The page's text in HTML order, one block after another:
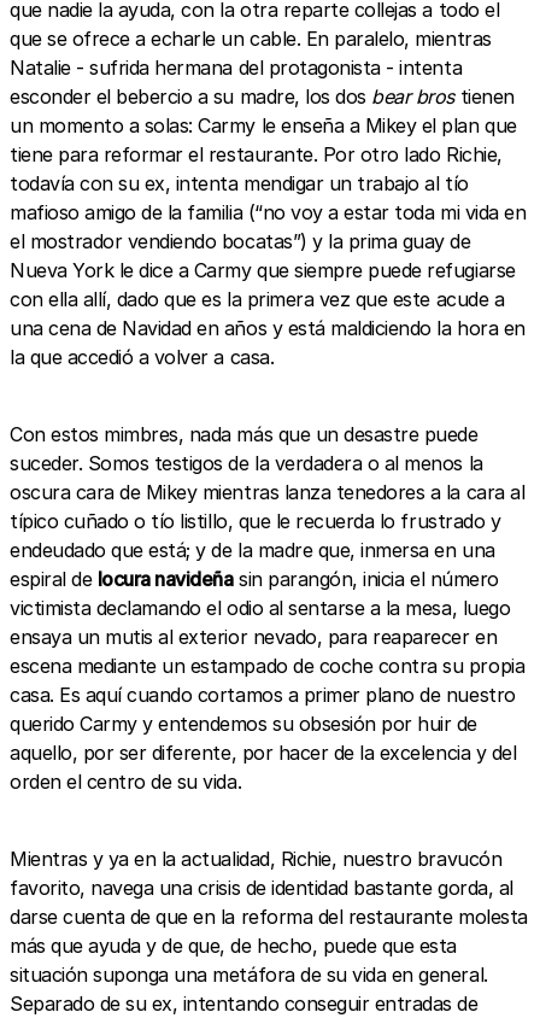
que nadie la ayuda, con la otra reparte collejas a todo el
que se ofrece a echarle un cable. En paralelo, mientras
Natalie - sufrida hermana del protagonista - intenta
esconder el bebercio a su madre, los dos bear brostienen
un momento a solas: Carmy le enseña a Mikey el plan que
tiene para reformar el restaurante. Por otro lado Richie,
todavía con su ex, intenta mendigar un trabajo al tío
mafioso amigo de la familia (“no voy a estar toda mi vida en
el mostrador vendiendo bocatas”) y la prima guay de
Nueva York le dice a Carmy que siempre puede refugiarse
con ella allí, dado que es la primera vez que este acude a
una cena de Navidad en años y está maldiciendo la hora en
la que accedió a volver a casa.
Con estos mimbres, nada más que un desastre puede
suceder. Somos testigos de la verdadera o al menos la
oscura cara de Mikey mientras lanza tenedores a la cara al
típico cuñado o tío listillo, que le recuerda lo frustrado y
endeudado que está; y de la madre que, inmersa en una
espiral de locura navideñasin parangón, inicia el número
victimista declamando el odio al sentarse a la mesa, luego
ensaya un mutis al exterior nevado, para reaparecer en
escena mediante un estampado de coche contra su propia
casa. Es aquí cuando cortamos a primer plano de nuestro
querido Carmy y entendemos su obsesión por huir de
aquello, por ser diferente, por hacer de la excelencia y del
orden el centro de su vida.
Mientras y ya en la actualidad, Richie, nuestro bravucón
favorito, navega una crisis de identidad bastante gorda, al
darse cuenta de que en la reforma del restaurante molesta
más que ayuda y de que, de hecho, puede que esta
situación suponga una metáfora de su vida en general.
Separado de su ex, intentando conseguir entradas de